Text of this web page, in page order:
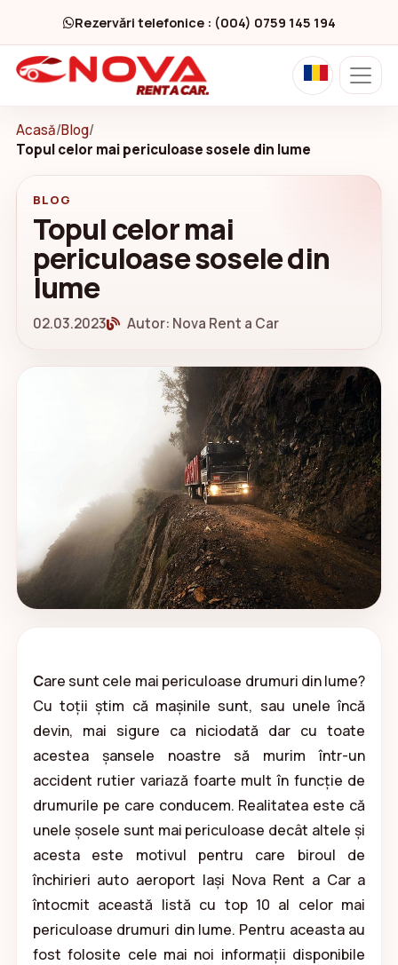
Rezervări telefonice : (004) 0759 145 194
Acasă/Blog/
Topul celor mai periculoase sosele din lume
BLOG
Topul celor mai
periculoase sosele din
lume
02.03.2023 Autor: Nova Rent a Car
Care sunt cele mai periculoase drumuri din lume?
Cu toții știm că mașinile sunt, sau unele încă
devin, mai sigure ca niciodată dar cu toate
acestea șansele noastre să murim într-un
accident rutier variază foarte mult în funcție de
drumurile pe care conducem. Realitatea este că
unele șosele sunt mai periculoase decât altele și
acesta este motivul pentru care biroul de
închirieri auto aeroport Iași Nova Rent a Car a
întocmit această listă cu top 10 al celor mai
periculoase drumuri din lume. Pentru aceasta au
fost folosite cele mai noi informații disponibile